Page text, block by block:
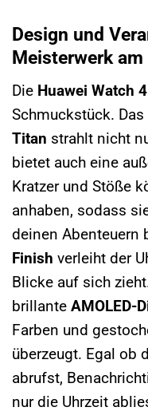
Design und
Meisterwerk
Die Huawei Watch
Schmuckstück. Das
Titan strahlt nicht
bietet auch eine
Kratzer und Stöße
anhaben, sodass
deinen Abenteuern
Finish verleiht der
Blicke auf sich
brillante AMOLED-
Farben und
überzeugt. Egal ob
abrufst,
nur die Uhrzeit